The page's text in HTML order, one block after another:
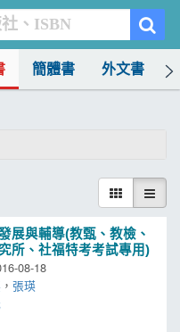
簡體書 外文書
展與輔導(教甄、教檢、
所、社福特考考試專用)
08-18
，張瑛